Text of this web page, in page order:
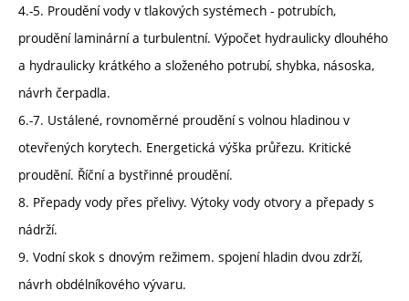
4.-5. Proudění vody v tlakových systémech - potrubích,
proudění laminární a turbulentní. Výpočet hydraulicky dlouhého
a hydraulicky krátkého a složeného potrubí, shybka, násoska,
návrh čerpadla.
6.-7. Ustálené, rovnoměrné proudění s volnou hladinou v
otevřených korytech. Energetická výška průřezu. Kritické
proudění. Říční a bystřinné proudění.
8. Přepady vody přes přelivy. Výtoky vody otvory a přepady s
nádrží.
9. Vodní skok s dnovým režimem. spojení hladin dvou zdrží,
návrh obdélníkového vývaru.